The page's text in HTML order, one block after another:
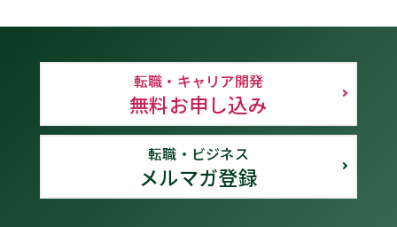
転職・キャリア開発
無料お申し込み
転職・ビジネス
メルマガ登録